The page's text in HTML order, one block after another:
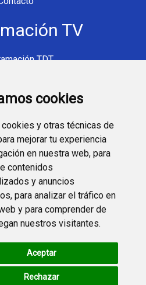
cookies
y otras técnicas de
mejorar tu experiencia
en nuestra web, para
contenidos
y anuncios
para analizar el tráfico en
y para comprender de
nuestros visitantes.
Aceptar
Rechazar
TV
TDT
TV Online
en la tele
en TV
TV
Sociales